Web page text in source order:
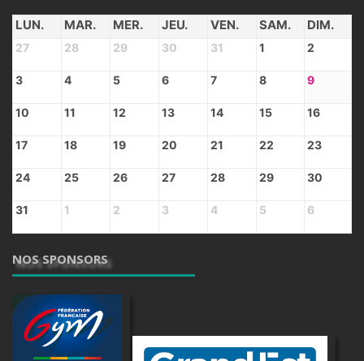
LUN. MAR. MER. JEU. VEN. SAM. DIM.
27 28 29 30 31 1 2
3 4 5 6 7 8 9
10 11 12 13 14 15 16
17 18 19 20 21 22 23
24 25 26 27 28 29 30
31 1 2 3 4 5 6
NOS SPONSORS